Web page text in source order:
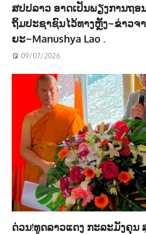
ສປປລາວ ອາດເປັນພຽງການຖ
ຖິ້ມປະຊາຊົນໄວ້ທາງຫຼັງ~ຂ່າວ
ຍະ~Manushya Lao .
09/07/2026
ດ່ວນ!ທູດລາວແດງ ກະລະມັງຄຸນ